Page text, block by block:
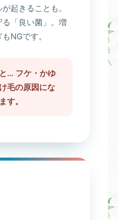
起きることも。
「良い菌」。増
NGです。
… フケ・かゆ
毛の原因にな
す。